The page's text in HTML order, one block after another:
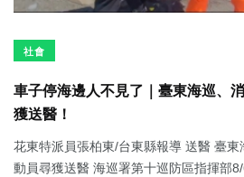
社會
車子停海邊人不見了｜臺東海巡、
獲送醫！
花東特派員張柏東/台東縣報導 送醫 臺
動員尋獲送醫 海巡署第十巡防區指揮部